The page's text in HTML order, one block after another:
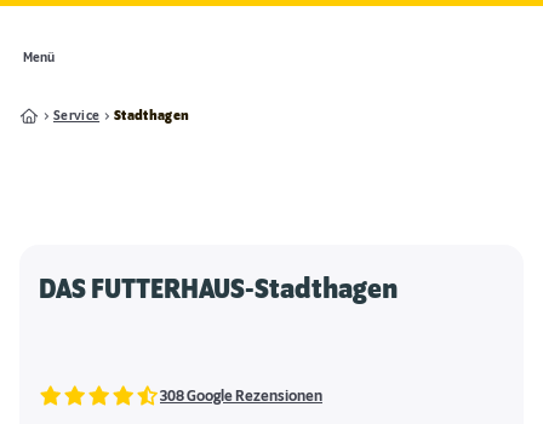
Menü
Service Stadthagen
DAS FUTTERHAUS-Stadthagen
308 Google Rezensionen